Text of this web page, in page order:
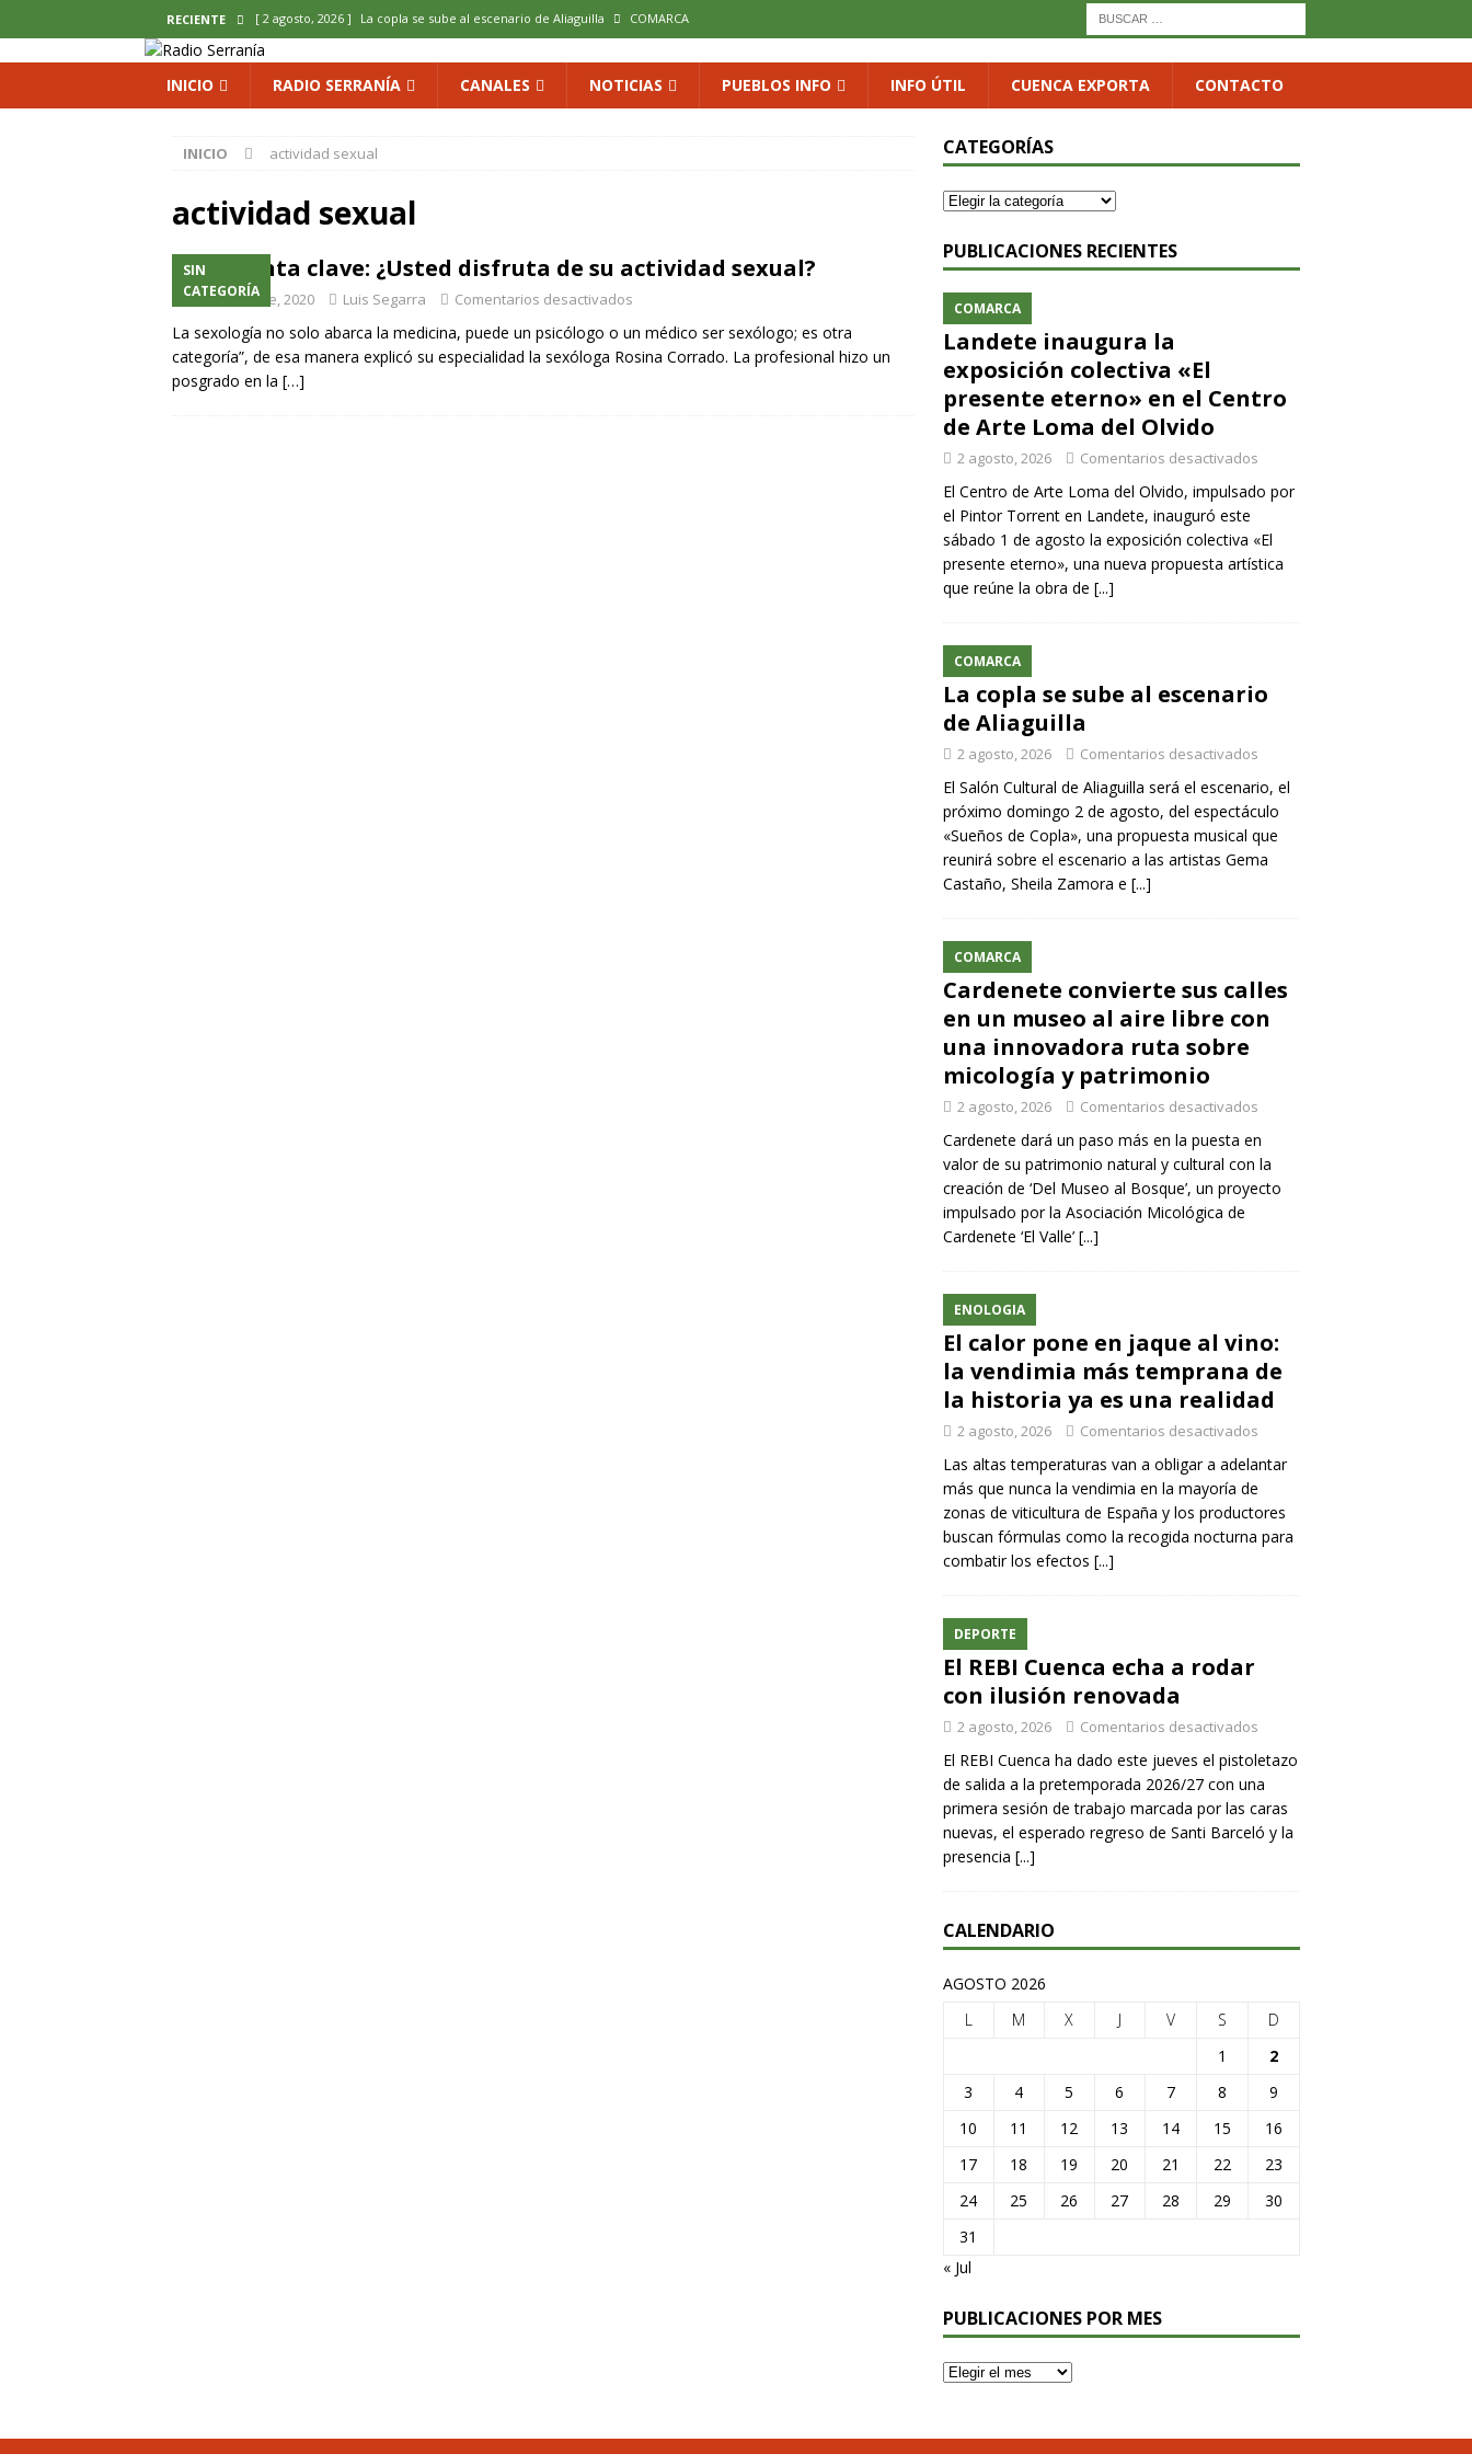
RECIENTE [ 2 agosto, 2026 ] La copla se sube al escenario de Aliaguilla COMARCA
[ 2 agosto, 2026 ]
micología y patrimonio COMARCA
[ 2 agosto, 2026 ] El REBI Cuenca echa a rodar con ilusión renovada
del Olvido COMARCA
INICIO RADIO SERRANÍA CANALES NOTICIAS PUEBLOS INFO INFO ÚTIL CUENCA EXPORTA CONTACTO
INICIO actividad sexual
actividad sexual
SIN
CATEGORÍA
Pregunta clave: ¿Usted disfruta de su actividad sexual?
15 noviembre, 2020 Luis Segarra Comentarios desactivados
La sexología no solo abarca la medicina, puede un psicólogo o un médico ser sexólogo; es otra
categoría”, de esa manera explicó su especialidad la sexóloga Rosina Corrado. La profesional hizo un
posgrado en la […]
CATEGORÍAS
PUBLICACIONES RECIENTES
COMARCA
Landete inaugura la
exposición colectiva «El
presente eterno» en el Centro
de Arte Loma del Olvido
2 agosto, 2026 Comentarios desactivados
El Centro de Arte Loma del Olvido, impulsado por
el Pintor Torrent en Landete, inauguró este
sábado 1 de agosto la exposición colectiva «El
presente eterno», una nueva propuesta artística
que reúne la obra de [...]
COMARCA
La copla se sube al escenario
de Aliaguilla
2 agosto, 2026 Comentarios desactivados
El Salón Cultural de Aliaguilla será el escenario, el
próximo domingo 2 de agosto, del espectáculo
«Sueños de Copla», una propuesta musical que
reunirá sobre el escenario a las artistas Gema
Castaño, Sheila Zamora e [...]
COMARCA
Cardenete convierte sus calles
en un museo al aire libre con
una innovadora ruta sobre
micología y patrimonio
2 agosto, 2026 Comentarios desactivados
Cardenete dará un paso más en la puesta en
valor de su patrimonio natural y cultural con la
creación de ‘Del Museo al Bosque’, un proyecto
impulsado por la Asociación Micológica de
Cardenete ‘El Valle’ [...]
ENOLOGIA
El calor pone en jaque al vino:
la vendimia más temprana de
la historia ya es una realidad
2 agosto, 2026 Comentarios desactivados
Las altas temperaturas van a obligar a adelantar
más que nunca la vendimia en la mayoría de
zonas de viticultura de España y los productores
buscan fórmulas como la recogida nocturna para
combatir los efectos [...]
DEPORTE
El REBI Cuenca echa a rodar
con ilusión renovada
2 agosto, 2026 Comentarios desactivados
El REBI Cuenca ha dado este jueves el pistoletazo
de salida a la pretemporada 2026/27 con una
primera sesión de trabajo marcada por las caras
nuevas, el esperado regreso de Santi Barceló y la
presencia [...]
CALENDARIO
AGOSTO 2026
L
M X J V S
D
1
2
3
4 5 6 7 8
9
10
11 12 13 14 15
16
17
18 19 20 21 22
23
24
25 26 27 28 29
30
31
« Jul
PUBLICACIONES POR MES